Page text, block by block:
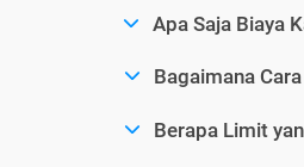
Apa Saja Biaya
Bagaimana
Berapa Limit